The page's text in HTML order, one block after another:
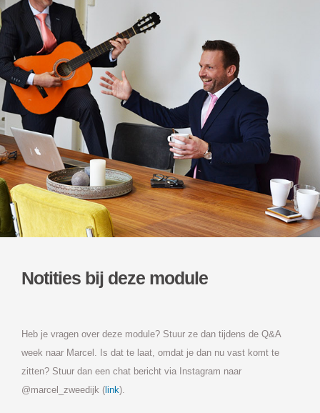
Notities bij deze module
Heb je vragen over deze module? Stuur ze dan tijdens de Q&A
week naar Marcel. Is dat te laat, omdat je dan nu vast komt te
zitten? Stuur dan een chat bericht via Instagram naar
@marcel_zweedijk ( link).